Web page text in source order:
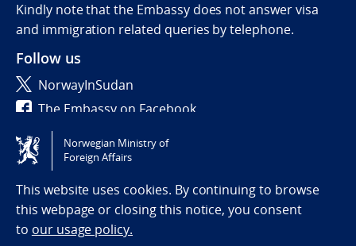
Kindly note that the Embassy does not answer visa
and immigration related queries by telephone.
Follow us
NorwayInSudan
The Embassy on Facebook
Tilgjengelighetserklæring / Accessibility statement
(NO)
Norwegian Ministry of
Foreign Affairs
This website uses cookies. By continuing to browse
this webpage or closing this notice, you consent
to our usage policy.